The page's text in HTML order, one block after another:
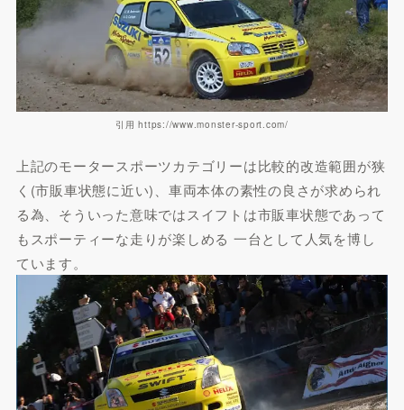
引用 https://www.monster-sport.com/
上記のモータースポーツカテゴリーは比較的改造範囲が狭
く(市販車状態に近い)、車両本体の素性の良さが求められ
る為、そういった意味ではスイフトは市販車状態であって
もスポーティーな走りが楽しめる 一台として人気を博し
ています。